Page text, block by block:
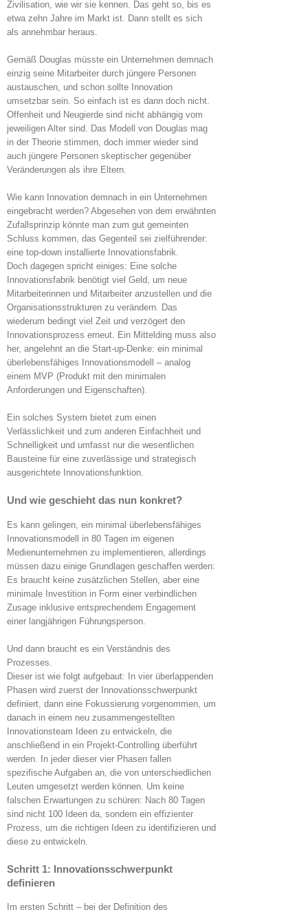
Zivilisation, wie wir sie kennen. Das geht so, bis es
etwa zehn Jahre im Markt ist. Dann stellt es sich
als annehmbar heraus.
Gemäß Douglas müsste ein Unternehmen demnach
einzig seine Mitarbeiter durch jüngere Personen
austauschen, und schon sollte Innovation
umsetzbar sein. So einfach ist es dann doch nicht.
Offenheit und Neugierde sind nicht abhängig vom
jeweiligen Alter sind. Das Modell von Douglas mag
in der Theorie stimmen, doch immer wieder sind
auch jüngere Personen skeptischer gegenüber
Veränderungen als ihre Eltern.
Wie kann Innovation demnach in ein Unternehmen
eingebracht werden? Abgesehen von dem erwähnten
Zufallsprinzip könnte man zum gut gemeinten
Schluss kommen, das Gegenteil sei zielführender:
eine top-down installierte Innovationsfabrik.
Doch dagegen spricht einiges: Eine solche
Innovationsfabrik benötigt viel Geld, um neue
Mitarbeiterinnen und Mitarbeiter anzustellen und die
Organisationsstrukturen zu verändern. Das
wiederum bedingt viel Zeit und verzögert den
Innovationsprozess erneut. Ein Mittelding muss also
her, angelehnt an die Start-up-Denke: ein minimal
überlebensfähiges Innovationsmodell – analog
einem MVP (Produkt mit den minimalen
Anforderungen und Eigenschaften).
Ein solches System bietet zum einen
Verlässlichkeit und zum anderen Einfachheit und
Schnelligkeit und umfasst nur die wesentlichen
Bausteine für eine zuverlässige und strategisch
ausgerichtete Innovationsfunktion.
Und wie geschieht das nun konkret?
Es kann gelingen, ein minimal überlebensfähiges
Innovationsmodell in 80 Tagen im eigenen
Medienunternehmen zu implementieren, allerdings
müssen dazu einige Grundlagen geschaffen werden:
Es braucht keine zusätzlichen Stellen, aber eine
minimale Investition in Form einer verbindlichen
Zusage inklusive entsprechendem Engagement
einer langjährigen Führungsperson.
Und dann braucht es ein Verständnis des
Prozesses.
Dieser ist wie folgt aufgebaut: In vier überlappenden
Phasen wird zuerst der Innovationsschwerpunkt
definiert, dann eine Fokussierung vorgenommen, um
danach in einem neu zusammengestellten
Innovationsteam Ideen zu entwickeln, die
anschließend in ein Projekt-Controlling überführt
werden. In jeder dieser vier Phasen fallen
spezifische Aufgaben an, die von unterschiedlichen
Leuten umgesetzt werden können. Um keine
falschen Erwartungen zu schüren: Nach 80 Tagen
sind nicht 100 Ideen da, sondern ein effizienter
Prozess, um die richtigen Ideen zu identifizieren und
diese zu entwickeln.
Schritt 1: Innovationsschwerpunkt
definieren
Im ersten Schritt – bei der Definition des